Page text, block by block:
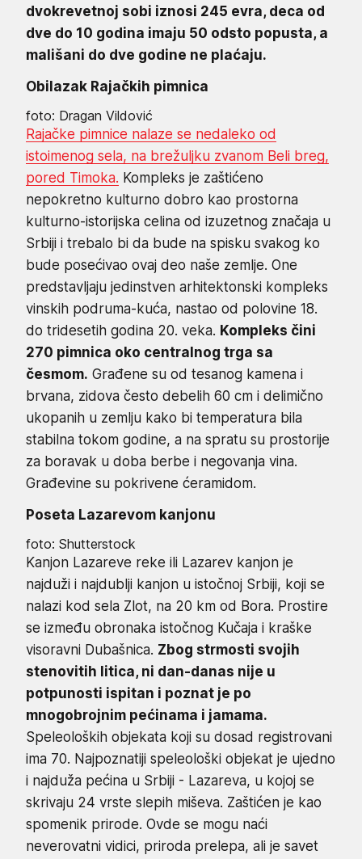
dvokrevetnoj sobi iznosi 245 evra, deca od
dve do 10 godina imaju 50 odsto popusta, a
mališani do dve godine ne plaćaju.
Obilazak Rajačkih pimnica
foto: Dragan Vildović
Rajačke pimnice nalaze se nedaleko od
istoimenog sela, na brežuljku zvanom Beli breg,
pored Timoka. Kompleks je zaštićeno
nepokretno kulturno dobro kao prostorna
kulturno-istorijska celina od izuzetnog značaja u
Srbiji i trebalo bi da bude na spisku svakog ko
bude posećivao ovaj deo naše zemlje. One
predstavljaju jedinstven arhitektonski kompleks
vinskih podruma-kuća, nastao od polovine 18.
do tridesetih godina 20. veka. Kompleks čini
270 pimnica oko centralnog trga sa
česmom. Građene su od tesanog kamena i
brvana, zidova često debelih 60 cm i delimično
ukopanih u zemlju kako bi temperatura bila
stabilna tokom godine, a na spratu su prostorije
za boravak u doba berbe i negovanja vina.
Građevine su pokrivene ćeramidom.
Poseta Lazarevom kanjonu
foto: Shutterstock
Kanjon Lazareve reke ili Lazarev kanjon je
najduži i najdublji kanjon u istočnoj Srbiji, koji se
nalazi kod sela Zlot, na 20 km od Bora. Prostire
se između obronaka istočnog Kučaja i kraške
visoravni Dubašnica. Zbog strmosti svojih
stenovitih litica, ni dan-danas nije u
potpunosti ispitan i poznat je po
mnogobrojnim pećinama i jamama.
Speleoloških objekata koji su dosad registrovani
ima 70. Najpoznatiji speleološki objekat je ujedno
i najduža pećina u Srbiji - Lazareva, u kojoj se
skrivaju 24 vrste slepih miševa. Zaštićen je kao
spomenik prirode. Ovde se mogu naći
neverovatni vidici, priroda prelepa, ali je savet